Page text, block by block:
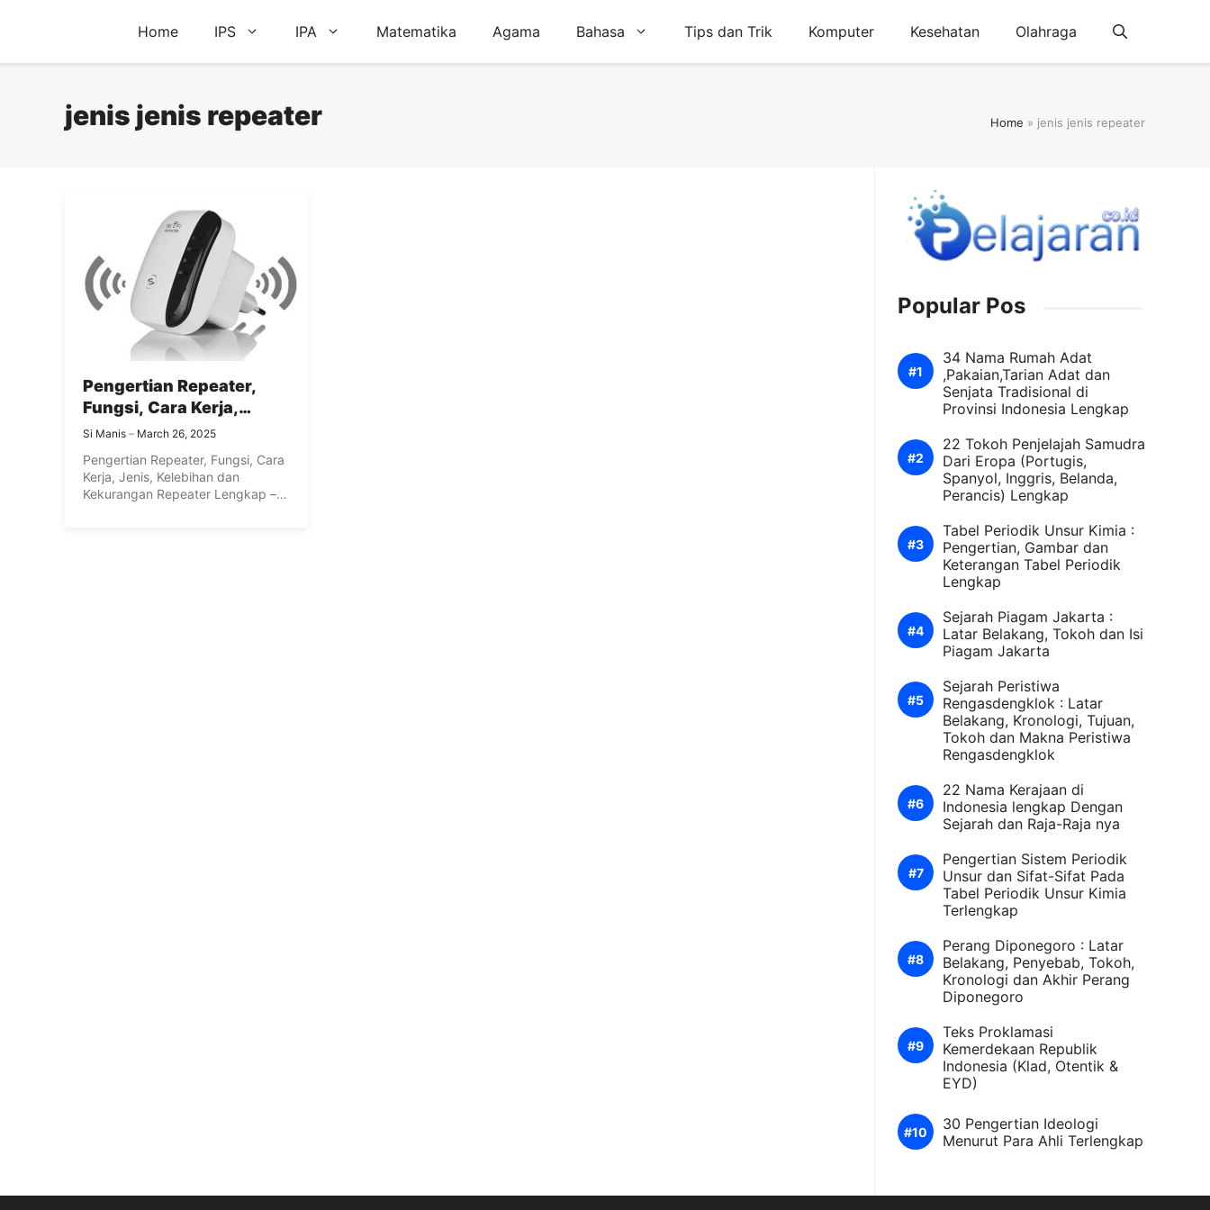
Home IPS IPA Matematika Agama Bahasa Tips dan Trik Komputer Kesehatan Olahraga
jenis jenis repeater Home » jenis jenis repeater
Pengertian Repeater,
Fungsi, Cara Kerja,
Jenis, Kelebihan dan
Kekurangan Repeater
Lengkap
Si Manis March 26, 2025
Pengertian Repeater, Fungsi, Cara
Kerja, Jenis, Kelebihan dan
Kekurangan Repeater Lengkap –
Popular Pos
34 Nama Rumah Adat
,Pakaian,Tarian Adat dan
Senjata Tradisional di
Provinsi Indonesia Lengkap
22 Tokoh Penjelajah Samudra
Dari Eropa (Portugis,
Spanyol, Inggris, Belanda,
Perancis) Lengkap
Tabel Periodik Unsur Kimia :
Pengertian, Gambar dan
Keterangan Tabel Periodik
Lengkap
Sejarah Piagam Jakarta :
Latar Belakang, Tokoh dan Isi
Piagam Jakarta
Sejarah Peristiwa
Rengasdengklok : Latar
Belakang, Kronologi, Tujuan,
Tokoh dan Makna Peristiwa
Rengasdengklok
22 Nama Kerajaan di
Indonesia lengkap Dengan
Sejarah dan Raja-Raja nya
Pengertian Sistem Periodik
Unsur dan Sifat-Sifat Pada
Tabel Periodik Unsur Kimia
Terlengkap
Perang Diponegoro : Latar
Belakang, Penyebab, Tokoh,
Kronologi dan Akhir Perang
Diponegoro
Teks Proklamasi
Kemerdekaan Republik
Indonesia (Klad, Otentik &
EYD)
30 Pengertian Ideologi
Menurut Para Ahli Terlengkap